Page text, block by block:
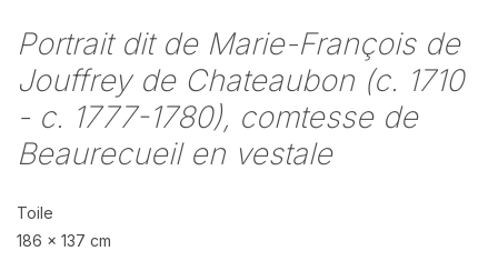
Portrait dit de Marie-François de
Jouffrey de Chateaubon (c. 1710
- c. 1777-1780), comtesse de
Beaurecueil en vestale
Toile
186 x 137 cm